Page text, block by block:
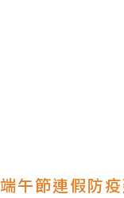
端午節連假防